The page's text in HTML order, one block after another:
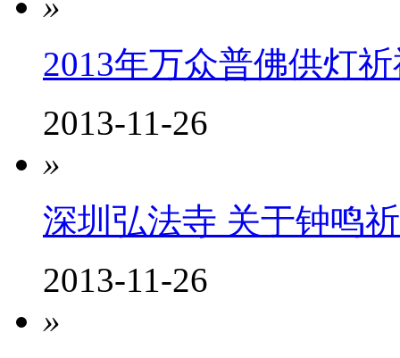
2013年万众普佛供灯
2013-11-26
»
深圳弘法寺 关于钟鸣
2013-11-26
»